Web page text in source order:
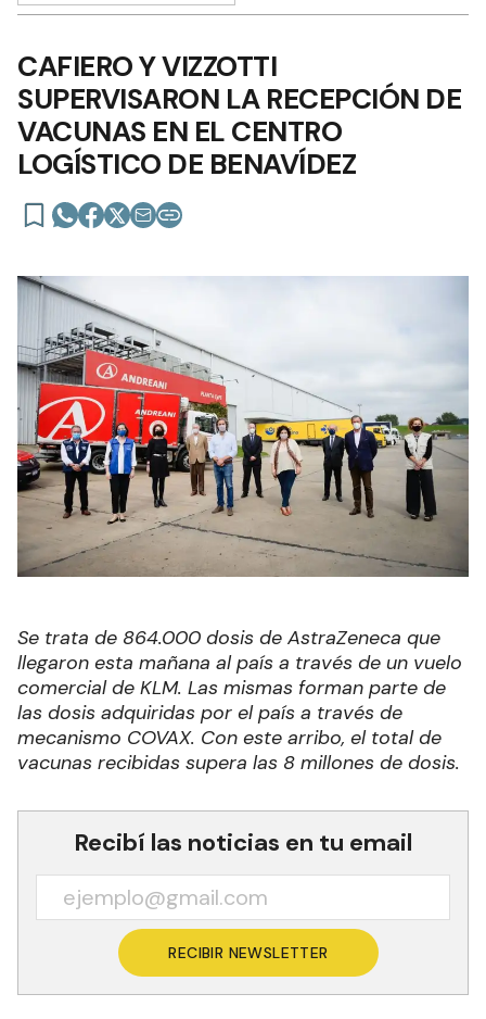
CAFIERO Y VIZZOTTI
SUPERVISARON LA RECEPCIÓN DE
VACUNAS EN EL CENTRO
LOGÍSTICO DE BENAVÍDEZ
Se trata de 864.000 dosis de AstraZeneca que
llegaron esta mañana al país a través de un vuelo
comercial de KLM. Las mismas forman parte de
las dosis adquiridas por el país a través de
mecanismo COVAX. Con este arribo, el total de
vacunas recibidas supera las 8 millones de dosis.
Recibí las noticias en tu email
RECIBIR NEWSLETTER